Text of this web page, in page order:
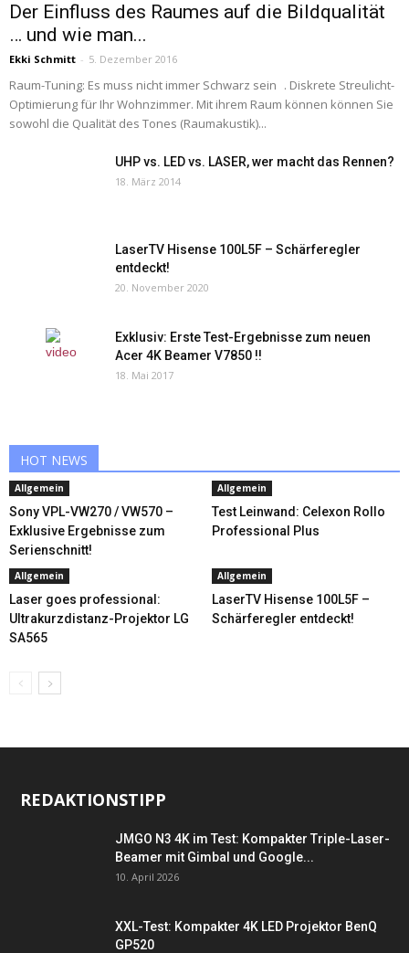
Der Einfluss des Raumes auf die Bildqualität
… und wie man...
Ekki Schmitt - 5. Dezember 2016
Raum-Tuning: Es muss nicht immer Schwarz sein . Diskrete Streulicht-
Optimierung für Ihr Wohnzimmer. Mit ihrem Raum können können Sie
sowohl die Qualität des Tones (Raumakustik)...
UHP vs. LED vs. LASER, wer macht das Rennen?
18. März 2014
LaserTV Hisense 100L5F – Schärferegler
entdeckt!
20. November 2020
Exklusiv: Erste Test-Ergebnisse zum neuen
Acer 4K Beamer V7850 !!
18. Mai 2017
HOT NEWS
Allgemein
Sony VPL-VW270 / VW570 –
Exklusive Ergebnisse zum
Serienschnitt!
Allgemein
Test Leinwand: Celexon Rollo
Professional Plus
Allgemein
Laser goes professional:
Ultrakurzdistanz-Projektor LG
SA565
Allgemein
LaserTV Hisense 100L5F –
Schärferegler entdeckt!
REDAKTIONSTIPP
JMGO N3 4K im Test: Kompakter Triple-Laser-
Beamer mit Gimbal und Google...
10. April 2026
XXL-Test: Kompakter 4K LED Projektor BenQ
GP520